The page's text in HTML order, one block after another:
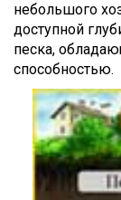
небольшого
доступной
песка,
способностью.